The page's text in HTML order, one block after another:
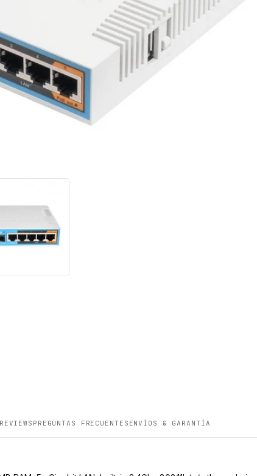
REVIEWS PREGUNTAS FRECUENTES ENVÍOS & GARANTÍA